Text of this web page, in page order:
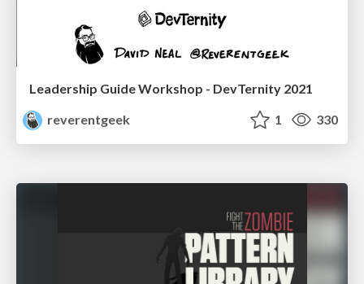
Leadership Guide Workshop - DevTernity 2021
reverentgeek
1 330